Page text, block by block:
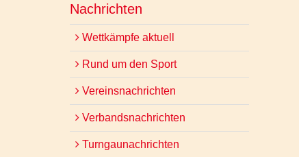
Nachrichten
Wettkämpfe aktuell
Rund um den Sport
Vereinsnachrichten
Verbandsnachrichten
Turngaunachrichten